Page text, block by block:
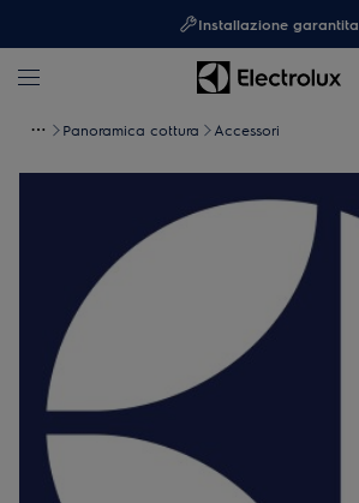
Installazione garantita
Panoramica cottura Accessori